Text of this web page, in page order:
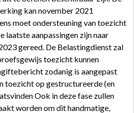
kan november 2021
moet ondersteuning van toezicht
laatste aanpassingen zijn naar
gereed. De Belastingdienst zal
toezicht kunnen
zodanig is aangepast
toezicht op gestructureerde (en
Ook in deze fase zullen
worden om dit handmatige,